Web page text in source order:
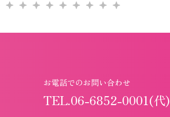
お電話でのお問い合わせ
TEL.06-6852-0001(代)